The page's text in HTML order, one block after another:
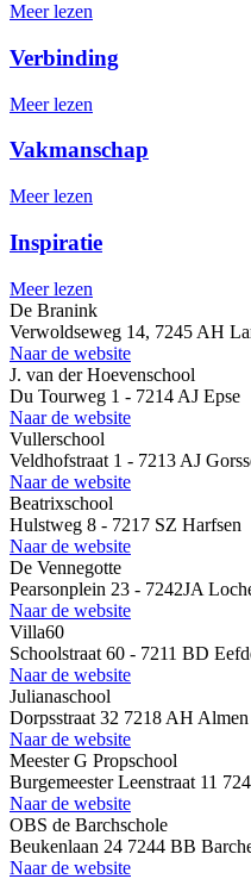
Meer lezen
Verbinding
Meer lezen
Vakmanschap
Meer lezen
Inspiratie
Meer lezen
De Branink
Verwoldseweg 14, 7245 AH
Naar de website
J. van der Hoevenschool
Du Tourweg 1 - 7214 AJ Epse
Naar de website
Vullerschool
Veldhofstraat 1 - 7213 AJ
Naar de website
Beatrixschool
Hulstweg 8 - 7217 SZ Harfsen
Naar de website
De Vennegotte
Pearsonplein 23 - 7242JA
Naar de website
Villa60
Schoolstraat 60 - 7211 BD
Naar de website
Julianaschool
Dorpsstraat 32 7218 AH Almen
Naar de website
Meester G Propschool
Burgemeester Leenstraat 11
Naar de website
OBS de Barchschole
Beukenlaan 24 7244 BB
Naar de website